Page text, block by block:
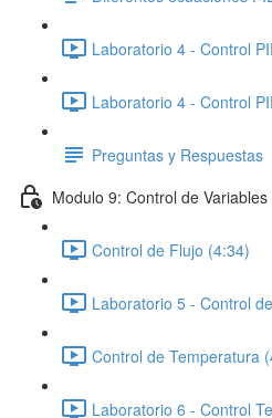
Laboratorio 4 - Control
Laboratorio 4 - Control
Preguntas y Respuestas
Modulo 9: Control de
Control de Flujo (4:34)
Laboratorio 5 - Control
Control de Temperatura
Laboratorio 6 - Control